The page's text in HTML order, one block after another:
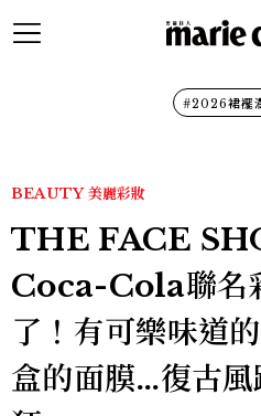
#2026裙襬
BEAUTY 美麗彩妝
THE FACE
Coca-Cola聯名
了！有可樂味道
盒的面膜…復古